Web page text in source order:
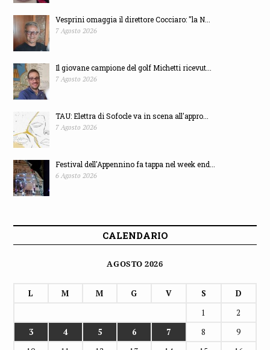
Vesprini omaggia il direttore Cocciaro: "la N...
7 Agosto 2026
Il giovane campione del golf Michetti ricevut...
7 Agosto 2026
TAU: Elettra di Sofocle va in scena all'appro...
7 Agosto 2026
Festival dell'Appennino fa tappa nel week end...
6 Agosto 2026
CALENDARIO
AGOSTO 2026
L M M G V S
D
1
2
3
4 5 6 7 8
9